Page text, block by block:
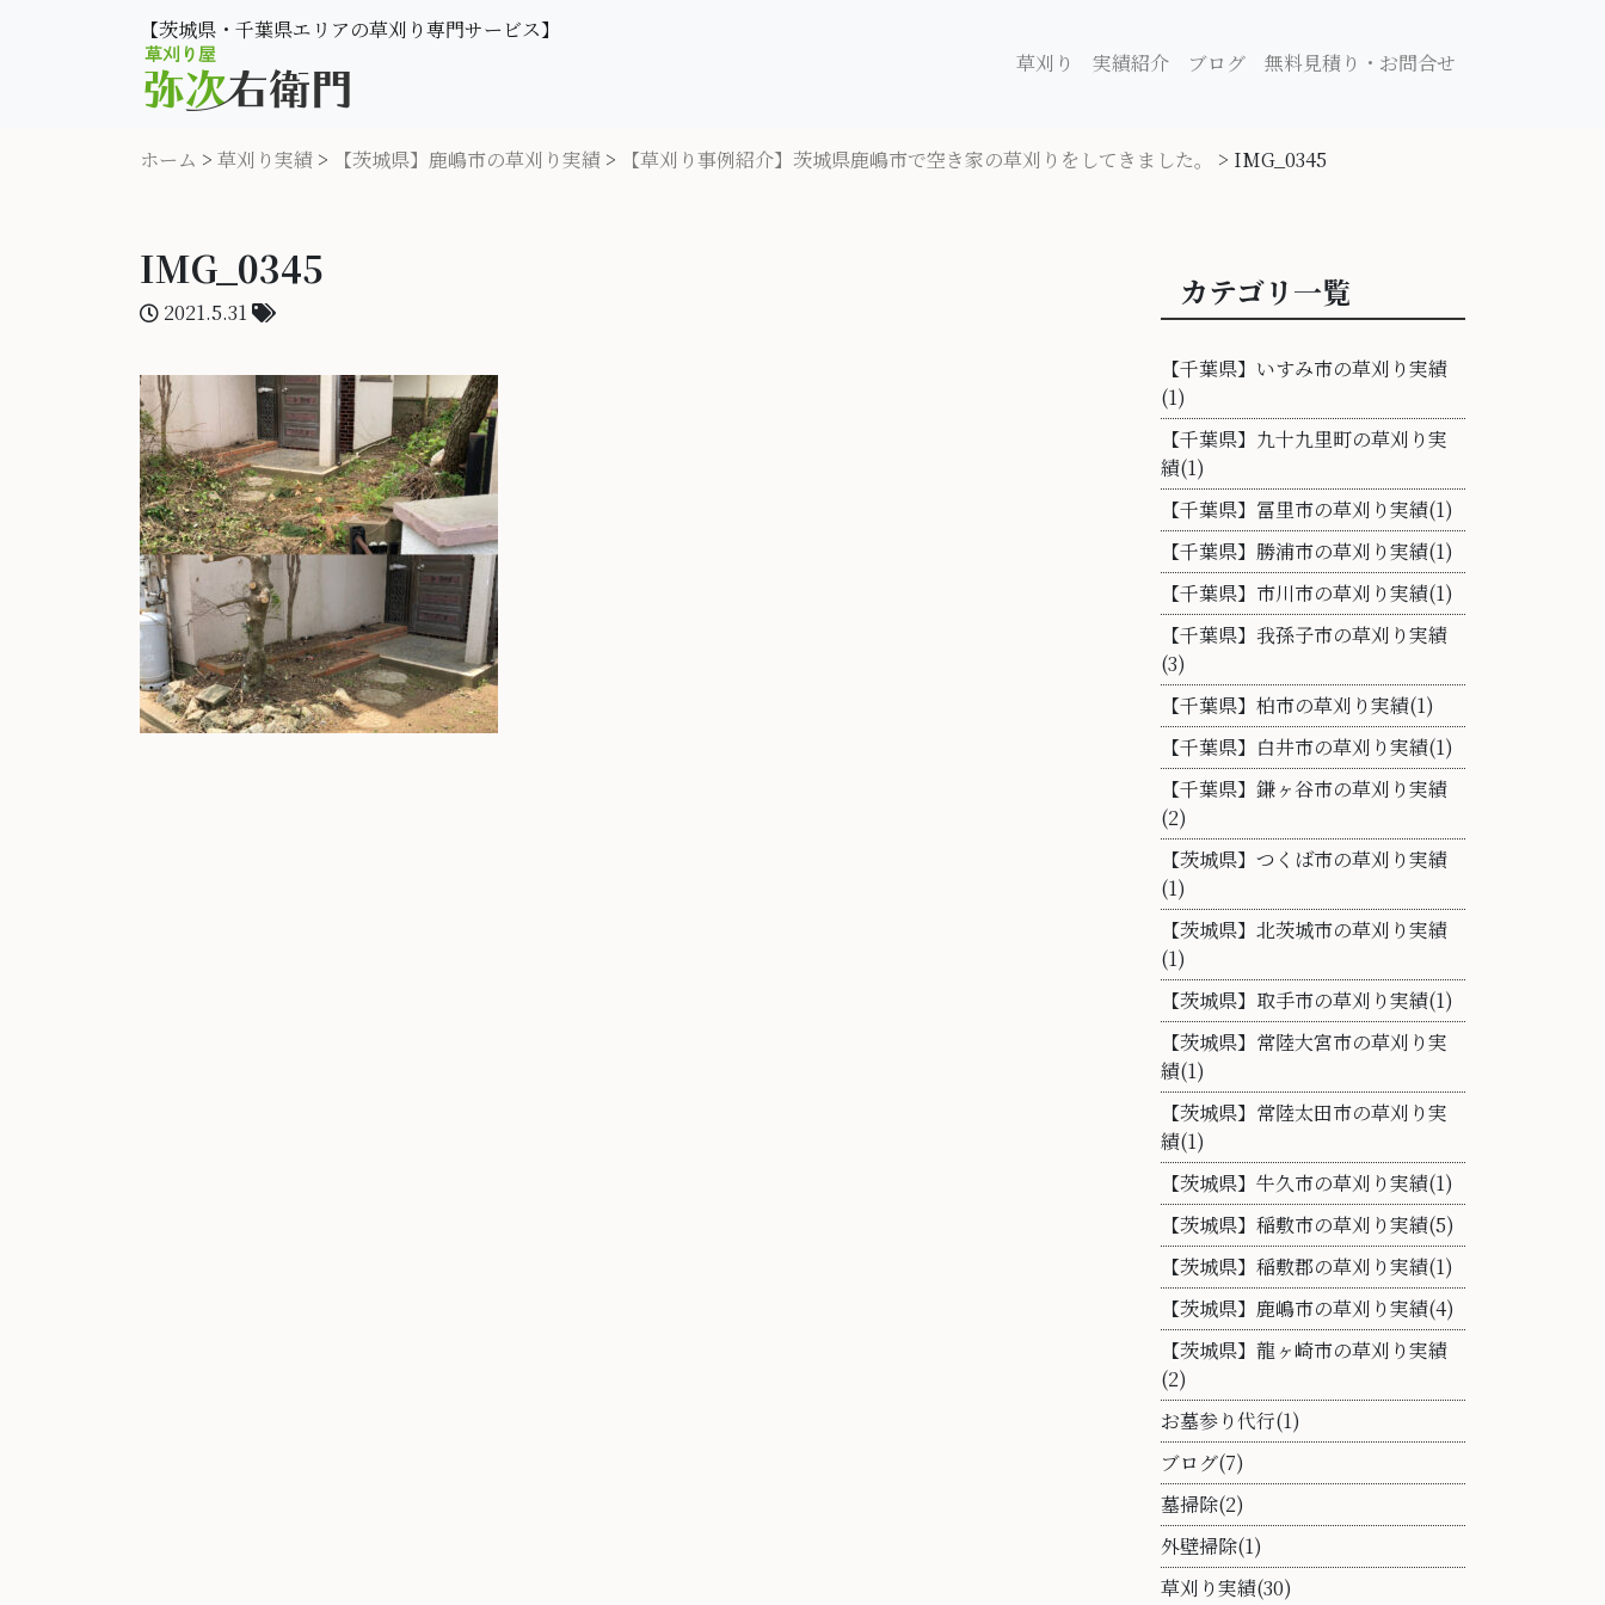
【茨城県・千葉県エリアの草刈り専門サービス】
草刈り
実績紹介 ブログ 無料見積り・お問合せ
ホーム > 草刈り実績 > 【茨城県】鹿嶋市の草刈り実績 > 【草刈り事例紹介】茨城県鹿嶋市で空き家の草刈りをしてきました。 > IMG_0345
IMG_0345
2021.5.31
カテゴリ一覧
【千葉県】いすみ市の草刈り実績
(1)
【千葉県】九十九里町の草刈り実
績(1)
【千葉県】冨里市の草刈り実績(1)
【千葉県】勝浦市の草刈り実績(1)
【千葉県】市川市の草刈り実績(1)
【千葉県】我孫子市の草刈り実績
(3)
【千葉県】柏市の草刈り実績(1)
【千葉県】白井市の草刈り実績(1)
【千葉県】鎌ヶ谷市の草刈り実績
(2)
【茨城県】つくば市の草刈り実績
(1)
【茨城県】北茨城市の草刈り実績
(1)
【茨城県】取手市の草刈り実績(1)
【茨城県】常陸大宮市の草刈り実
績(1)
【茨城県】常陸太田市の草刈り実
績(1)
【茨城県】牛久市の草刈り実績(1)
【茨城県】稲敷市の草刈り実績(5)
【茨城県】稲敷郡の草刈り実績(1)
【茨城県】鹿嶋市の草刈り実績(4)
【茨城県】龍ヶ崎市の草刈り実績
(2)
お墓参り代行(1)
ブログ(7)
墓掃除(2)
外壁掃除(1)
草刈り実績(30)